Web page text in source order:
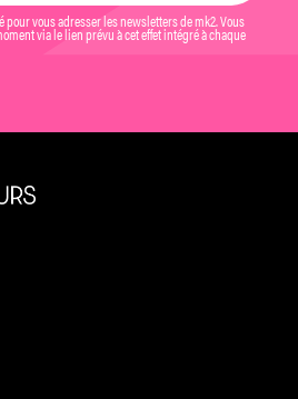
vous adresser les newsletters de mk2. Vous
via le lien prévu à cet effet intégré à chaque